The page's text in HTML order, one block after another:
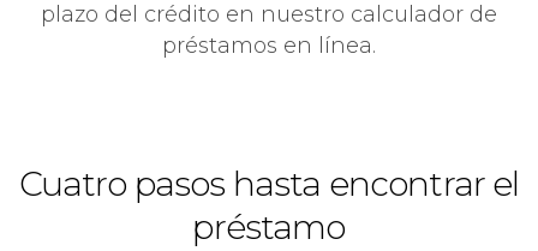
plazo del crédito en nuestro calculador de
préstamos en línea.
Cuatro pasos hasta encontrar el
préstamo